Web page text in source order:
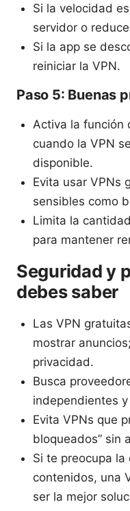
Si la velocidad
servidor o
Si la app se
reiniciar la VPN.
Paso 5: Buenas
Activa la función
cuando la VPN
disponible.
Evita usar VPNs
sensibles como
Limita la
para mantener
Seguridad y
debes saber
Las VPN
mostrar
privacidad.
Busca
independientes
Evita VPNs que
bloqueados” sin
Si te preocupa la
contenidos, una
ser la mejor